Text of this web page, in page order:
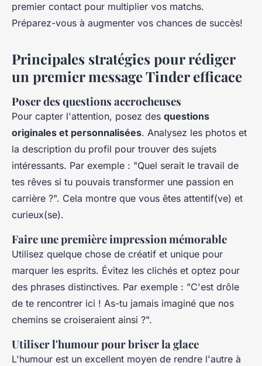
premier contact pour multiplier vos matchs.
Préparez-vous à augmenter vos chances de succès!
Principales stratégies pour rédiger
un premier message Tinder efficace
Poser des questions accrocheuses
Pour capter l'attention, posez des questions
originales et personnalisées. Analysez les photos et
la description du profil pour trouver des sujets
intéressants. Par exemple : "Quel serait le travail de
tes rêves si tu pouvais transformer une passion en
carrière ?". Cela montre que vous êtes attentif(ve) et
curieux(se).
Faire une première impression mémorable
Utilisez quelque chose de créatif et unique pour
marquer les esprits. Évitez les clichés et optez pour
des phrases distinctives. Par exemple : "C'est drôle
de te rencontrer ici ! As-tu jamais imaginé que nos
chemins se croiseraient ainsi ?".
Utiliser l'humour pour briser la glace
L'humour est un excellent moyen de rendre l'autre à